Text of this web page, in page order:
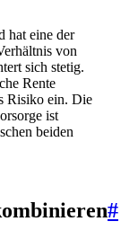
hat eine der
von
sich stetig.
Rente
Risiko ein. Die
ist
beiden
#